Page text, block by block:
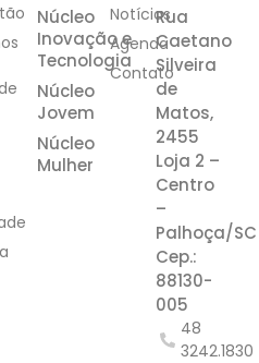
Núcleo
Inovação e
Tecnologia
Núcleo
Jovem
Núcleo
Mulher
Notícias
Agenda
Contato
Rua
Caetano
Silveira
de
Matos,
2455
Loja 2 –
Centro
–
Palhoça/SC
Cep.:
88130-
005
48
3242.1830